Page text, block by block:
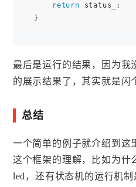
return status_;
最后是运行的结果，因为我
的展示结果了，其实就是闪
总结
一个简单的例子就介绍到这
这个框架的理解，比如为什
led，还有状态机的运行机